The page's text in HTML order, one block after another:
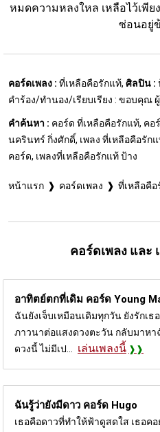
หมดความหลงใหล เหลือไว้เพี
ซ่อนอยู่
คอร์ดเพลง : ที่เหลือคือรักแท้, ศิลปิน :
คำร้อง/ทำนอง/เรียบเรียง : ขอบคุณ
คำค้นหา : คอร์ด ที่เหลือคือรักแท้, คอ
นครินทร์ กิ่งศักดิ์, เพลง ที่เหลือคือรัก
คอร์ด, เพลงที่เหลือคือรักแท้ ป้าง
หน้าแรก คอร์ดเพลง ที่เหลือคื
คอร์ดเพลง และ
อาทิตย์ตกที่เดิม คอร์ด Young
ฉันยังเจ็บเหมือนเดิมทุกวัน ยังรักเ
ภาวนาต่อแสงดวงตะวัน กลับมาหา
ดวงนี้ ไม่มีเป...
เล่นเพลงนี้
ฉันรู้ว่ายังมีดาว คอร์ด Hugo
เธอคือดาวที่ทำให้ฟ้าดูสดใส เธอค